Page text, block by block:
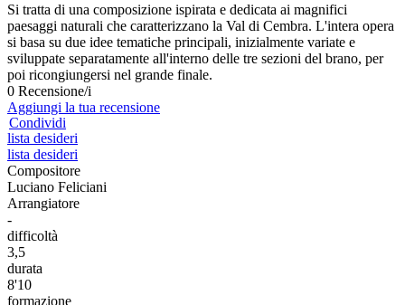
Si tratta di una composizione ispirata e dedicata ai magnifici
paesaggi naturali che caratterizzano la Val di Cembra. L'intera opera
si basa su due idee tematiche principali, inizialmente variate e
sviluppate separatamente all'interno delle tre sezioni del brano, per
poi ricongiungersi nel grande finale.
0 Recensione/i
Aggiungi la tua recensione
Condividi
lista desideri
lista desideri
Compositore
Luciano Feliciani
Arrangiatore
-
difficoltà
3,5
durata
8'10
formazione